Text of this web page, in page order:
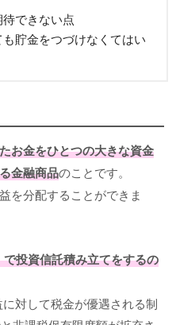
できない点
貯金をつづけなくてはい
お金をひとつの大きな資金
金融商品のことです。
を分配することができま
投資信託積み立てをするの
対して税金が優遇される制